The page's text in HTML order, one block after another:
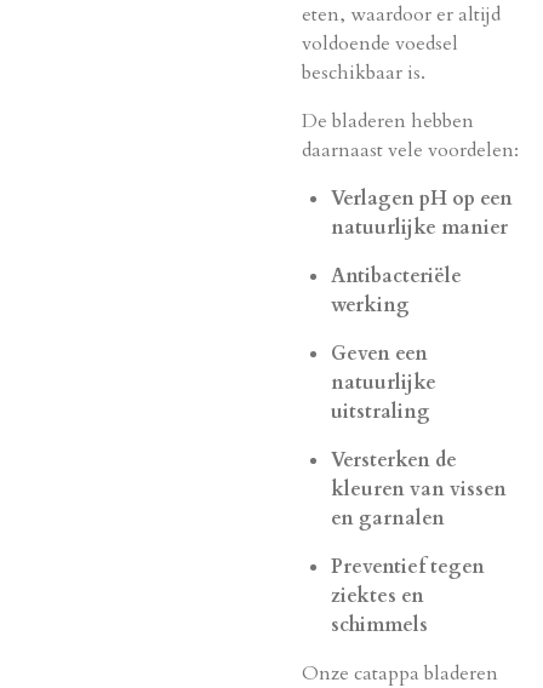
eten, waardoor er altijd
voldoende voedsel
beschikbaar is.
De bladeren hebben
daarnaast vele voordelen:
Verlagen pH op een
natuurlijke manier
Antibacteriële
werking
Geven een
natuurlijke
uitstraling
Versterken de
kleuren van vissen
en garnalen
Preventief tegen
ziektes en
schimmels
Onze catappa bladeren